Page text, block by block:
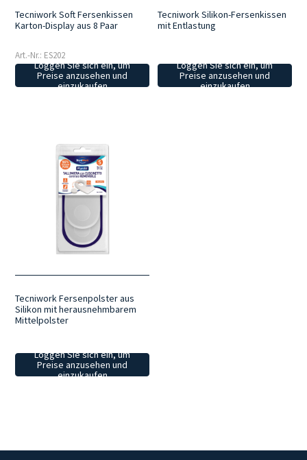
Tecniwork Soft Fersenkissen
Karton-Display aus 8 Paar
Art.-Nr.: ES202
Loggen Sie sich ein, um
Preise anzusehen und
einzukaufen
Tecniwork Silikon-Fersenkissen
mit Entlastung
Loggen Sie sich ein, um
Preise anzusehen und
einzukaufen
Tecniwork Fersenpolster aus
Silikon mit herausnehmbarem
Mittelpolster
Loggen Sie sich ein, um
Preise anzusehen und
einzukaufen